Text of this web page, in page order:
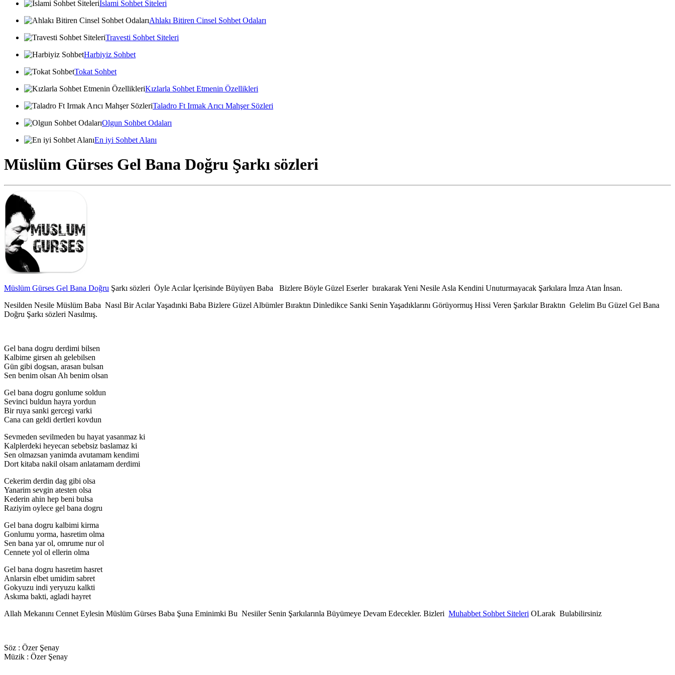
İslami Sohbet Siteleri
Ahlakı Bitiren Cinsel Sohbet Odaları
Travesti Sohbet Siteleri
Harbiyiz Sohbet
Tokat Sohbet
Kızlarla Sohbet Etmenin Özellikleri
Taladro Ft Irmak Arıcı Mahşer Sözleri
Olgun Sohbet Odaları
En iyi Sohbet Alanı
Müslüm Gürses Gel Bana Doğru Şarkı sözleri
Müslüm Gürses Gel Bana Doğru Şarkı sözleri Öyle Acılar İçerisinde Büyüyen Baba Bizlere Böyle Güzel Eserler bırakarak Yeni Nesile Asla Kendini Unuturmayacak Şarkılara İmza Atan İnsan.
Nesilden Nesile Müslüm Baba Nasıl Bir Acılar Yaşadınki Baba Bizlere Güzel Albümler Bıraktın Dinledikce Sanki Senin Yaşadıklarını Görüyormuş Hissi Veren Şarkılar Bıraktın Gelelim Bu Güzel Gel Bana
Doğru Şarkı sözleri Nasılmış.
Gel bana dogru derdimi bilsen
Kalbime girsen ah gelebilsen
Gün gibi dogsan, arasan bulsan
Sen benim olsan Ah benim olsan
Gel bana dogru gonlume soldun
Sevinci buldun hayra yordun
Bir ruya sanki gercegi varki
Cana can geldi dertleri kovdun
Sevmeden sevilmeden bu hayat yasanmaz ki
Kalplerdeki heyecan sebebsiz baslamaz ki
Sen olmazsan yanimda avutamam kendimi
Dort kitaba nakil olsam anlatamam derdimi
Cekerim derdin dag gibi olsa
Yanarim sevgin atesten olsa
Kederin ahin hep beni bulsa
Raziyim oylece gel bana dogru
Gel bana dogru kalbimi kirma
Gonlumu yorma, hasretim olma
Sen bana yar ol, omrume nur ol
Cennete yol ol ellerin olma
Gel bana dogru hasretim hasret
Anlarsin elbet umidim sabret
Gokyuzu indi yeryuzu kalkti
Askıma bakti, agladi hayret
Allah Mekanını Cennet Eylesin Müslüm Gürses Baba Şuna Eminimki Bu Nesiiler Senin Şarkılarınla Büyümeye Devam Edecekler. Bizleri Muhabbet Sohbet Siteleri OLarak Bulabilirsiniz
Söz : Özer Şenay
Müzik : Özer Şenay